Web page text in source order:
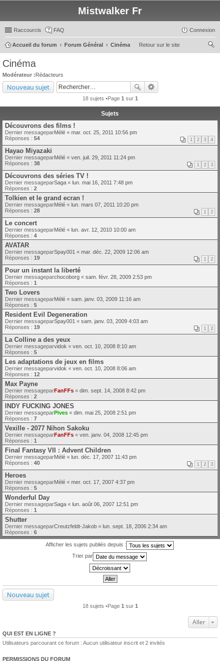
Mistwalker Fr
Raccourcis FAQ Connexion
Retour sur le site
Accueil du forum Forum Général
Cinéma
Cinéma
Modérateur :Rédacteurs
Nouveau sujet
18 sujets •Page 1 sur 1
Sujets
Découvrons des films !
Dernier messageparMélé « mar. oct. 25, 2011 10:56 pm
Réponses : 54 1 2 3 4
Hayao Miyazaki
Dernier messageparMélé « ven. juil. 29, 2011 11:24 pm
Réponses : 38 1 2 3
Découvrons des séries TV !
Dernier messageparSaga « lun. mai 16, 2011 7:48 pm
Réponses : 2
Tolkien et le grand ecran !
Dernier messageparMélé « lun. mars 07, 2011 10:20 pm
Réponses : 28 1 2
Le concert
Dernier messageparMélé « lun. avr. 12, 2010 10:00 am
Réponses : 4
AVATAR
Dernier messageparSpay001 « mar. déc. 22, 2009 12:06 am
Réponses : 19 1 2
Pour un instant la liberté
Dernier messageparchocoborg « sam. févr. 28, 2009 2:53 pm
Réponses : 1
Two Lovers
Dernier messageparMélé « sam. janv. 03, 2009 11:16 am
Réponses : 5
Resident Evil Degeneration
Dernier messageparSpay001 « sam. janv. 03, 2009 4:03 am
Réponses : 19 1 2
La Colline a des yeux
Dernier messageparvidok « ven. oct. 10, 2008 8:10 am
Réponses : 5
Les adaptations de jeux en films
Dernier messageparvidok « ven. oct. 10, 2008 8:06 am
Réponses : 12
Max Payne
Dernier messageparFanFFs « dim. sept. 14, 2008 8:42 pm
Réponses : 2
INDY FUCKING JONES
Dernier messageparPives « dim. mai 25, 2008 2:51 pm
Réponses : 7
Vexille - 2077 Nihon Sakoku
Dernier messageparFanFFs « ven. janv. 04, 2008 12:45 pm
Réponses : 1
Final Fantasy VII : Advent Children
Dernier messageparMélé « lun. déc. 17, 2007 11:43 pm
Réponses : 40 1 2 3
Heroes
Dernier messageparMélé « mer. oct. 17, 2007 4:37 pm
Réponses : 5
Wonderful Day
Dernier messageparSaga « lun. août 06, 2007 12:51 pm
Réponses : 1
Shutter
Dernier messageparCreutzfeldt-Jakob « lun. sept. 18, 2006 2:34 am
Réponses : 6
Afficher les sujets publiés depuis :
Trier par
Nouveau sujet
18 sujets •Page 1 sur 1
Aller
QUI EST EN LIGNE ?
Utilisateurs parcourant ce forum : Aucun utilisateur inscrit et 2 invités
PERMISSIONS DU FORUM